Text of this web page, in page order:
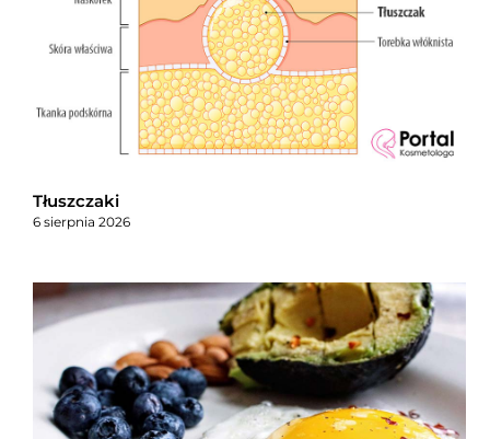
Tłuszczaki
6 sierpnia 2026